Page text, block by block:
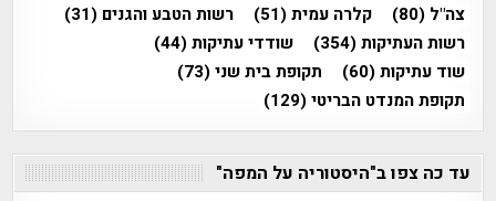
צה"ל (80) קלרה עמית(51) רשות הטבע והגנים (31)
רשות העתיקות(354) שודדי עתיקות(44)
שוד עתיקות(60) תקופת בית שני(73)
תקופת המנדט הבריטי(129)
עד כה צפו ב"היסטוריה על המפה"